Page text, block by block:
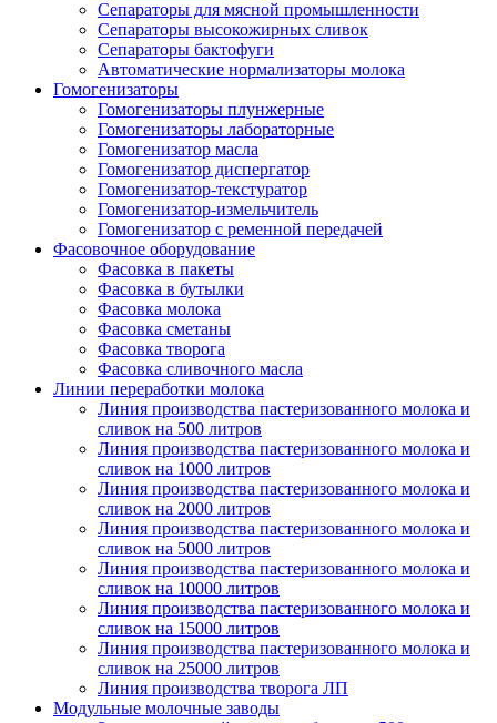
Сепараторы для мясной промышленности
Сепараторы высокожирных сливок
Сепараторы бактофуги
Автоматические нормализаторы молока
Гомогенизаторы
Гомогенизаторы плунжерные
Гомогенизаторы лабораторные
Гомогенизатор масла
Гомогенизатор диспергатор
Гомогенизатор-текстуратор
Гомогенизатор-измельчитель
Гомогенизатор с ременной передачей
Фасовочное оборудование
Фасовка в пакеты
Фасовка в бутылки
Фасовка молока
Фасовка сметаны
Фасовка творога
Фасовка сливочного масла
Линии переработки молока
Линия производства пастеризованного молока и
сливок на 500 литров
Линия производства пастеризованного молока и
сливок на 1000 литров
Линия производства пастеризованного молока и
сливок на 2000 литров
Линия производства пастеризованного молока и
сливок на 5000 литров
Линия производства пастеризованного молока и
сливок на 10000 литров
Линия производства пастеризованного молока и
сливок на 15000 литров
Линия производства пастеризованного молока и
сливок на 25000 литров
Линия производства творога ЛП
Модульные молочные заводы